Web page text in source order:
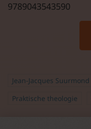
9789043543590
Jean-Jacques Suurmond
Praktische theologie